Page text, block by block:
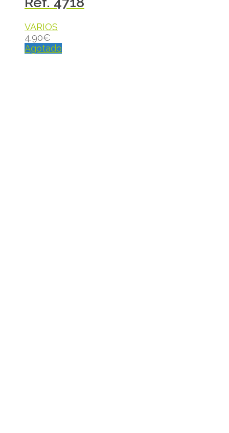
VARIOS
4.90€
Agotado